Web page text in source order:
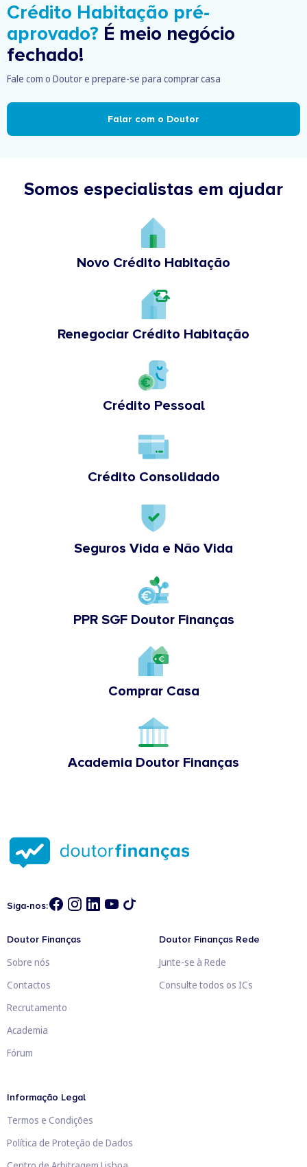
Crédito Habitação pré-
aprovado? É meio negócio
fechado!
Fale com o Doutor e prepare-se para comprar casa
Falar com o Doutor
Somos especialistas em ajudar
Novo Crédito Habitação
Renegociar Crédito Habitação
Crédito Pessoal
Crédito Consolidado
Seguros Vida e Não Vida
PPR SGF Doutor Finanças
Comprar Casa
Academia Doutor Finanças
Siga-nos:
Doutor Finanças
Sobre nós
Contactos
Recrutamento
Academia
Fórum
Doutor Finanças Rede
Junte-se à Rede
Consulte todos os ICs
Informação Legal
Termos e Condições
Política de Proteção de Dados